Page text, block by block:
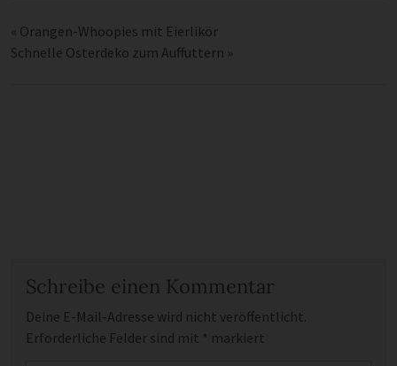
« Orangen-Whoopies mit Eierlikör
Schnelle Osterdeko zum Auffuttern »
Schreibe einen Kommentar
Deine E-Mail-Adresse wird nicht veröffentlicht.
Erforderliche Felder sind mit * markiert